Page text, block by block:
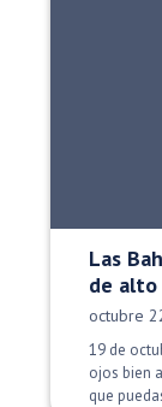
Las
de alto
Fecha de
octubre
19 de
ojos bien
que